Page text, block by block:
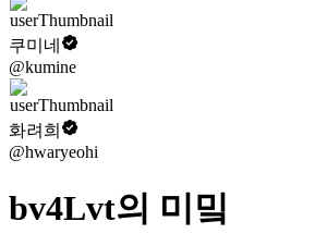
쿠미네
@kumine
화려희
@hwaryeohi
bv4Lvt의 미밐